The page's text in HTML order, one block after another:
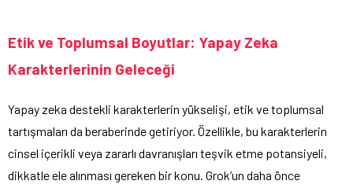
Etik ve Toplumsal Boyutlar: Yapay Zeka
Karakterlerinin Geleceği
Yapay zeka destekli karakterlerin yükselişi, etik ve toplumsal
tartışmaları da beraberinde getiriyor. Özellikle, bu karakterlerin
cinsel içerikli veya zararlı davranışları teşvik etme potansiyeli,
dikkatle ele alınması gereken bir konu. Grok’un daha önce